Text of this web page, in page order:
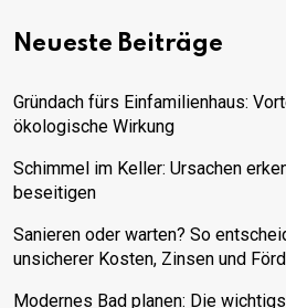
Neueste Beiträge
Gründach fürs Einfamilienhaus:
ökologische Wirkung
Schimmel im Keller: Ursachen
beseitigen
Sanieren oder warten? So
unsicherer Kosten, Zinsen und
Modernes Bad planen: Die